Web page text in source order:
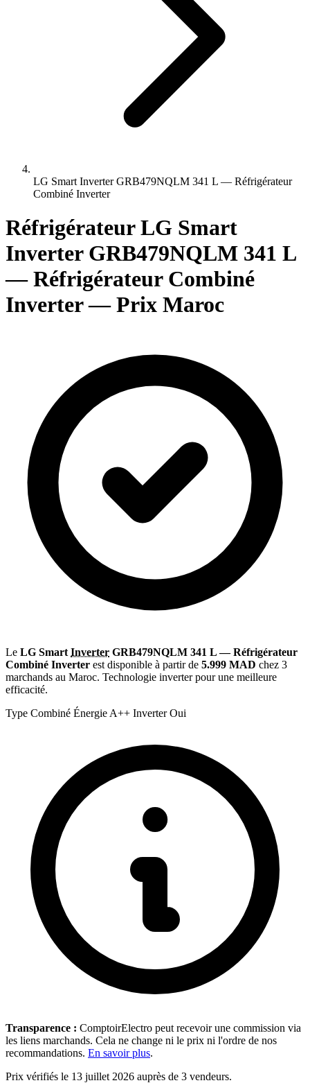
LG Smart Inverter GRB479NQLM 341 L — Réfrigérateur
Combiné Inverter
Réfrigérateur LG Smart
Inverter GRB479NQLM 341 L
— Réfrigérateur Combiné
Inverter — Prix Maroc
Le LG Smart Inverter GRB479NQLM 341 L — Réfrigérateur
Combiné Inverter est disponible à partir de 5.999 MAD chez 3
marchands au Maroc. Technologie inverter pour une meilleure
efficacité.
Type Combiné Énergie A++ Inverter Oui
Transparence : ComptoirElectro peut recevoir une commission via
les liens marchands. Cela ne change ni le prix ni l'ordre de nos
recommandations. En savoir plus.
Prix vérifiés le 13 juillet 2026 auprès de 3 vendeurs.